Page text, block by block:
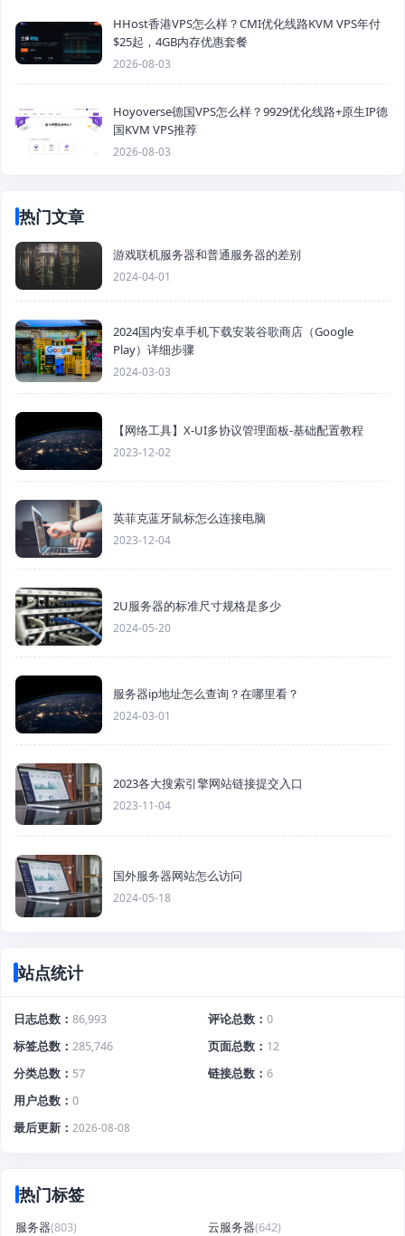
HHost香港VPS怎么样？CMI优化线路KVM VPS年付
$25起，4GB内存优惠套餐
2026-08-03
Hoyoverse德国VPS怎么样？9929优化线路+原生IP德
国KVM VPS推荐
2026-08-03
热门文章
游戏联机服务器和普通服务器的差别
2024-04-01
2024国内安卓手机下载安装谷歌商店（Google
Play）详细步骤
2024-03-03
【网络工具】X-UI多协议管理面板-基础配置教程
2023-12-02
英菲克蓝牙鼠标怎么连接电脑
2023-12-04
2U服务器的标准尺寸规格是多少
2024-05-20
服务器ip地址怎么查询？在哪里看？
2024-03-01
2023各大搜索引擎网站链接提交入口
2023-11-04
国外服务器网站怎么访问
2024-05-18
站点统计
日志总数 86,993 评论总数
0
标签总数
285,746 页面总数
12
分类总数
57 链接总数
6
用户总数
0
最后更新
2026-08-08
热门标签
服务器(803) 云服务器(642)